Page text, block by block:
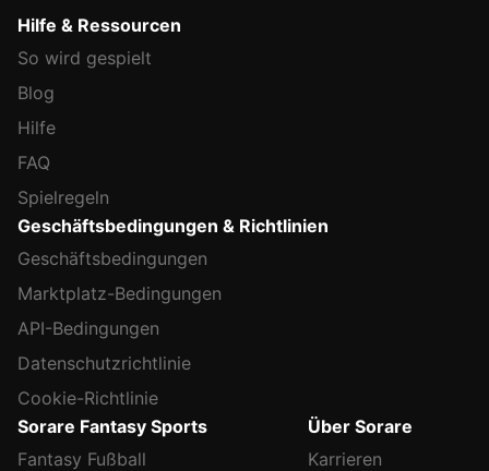
Hilfe & Ressourcen
So wird gespielt
Blog
Hilfe
FAQ
Spielregeln
Geschäftsbedingungen & Richtlinien
Geschäftsbedingungen
Marktplatz-Bedingungen
API-Bedingungen
Datenschutzrichtlinie
Cookie-Richtlinie
Sorare Fantasy Sports
Fantasy Fußball
Über Sorare
Karrieren